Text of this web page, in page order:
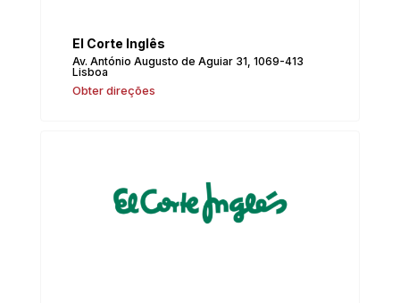
El Corte Inglês
Av. António Augusto de Aguiar 31, 1069-413
Lisboa
Obter direções